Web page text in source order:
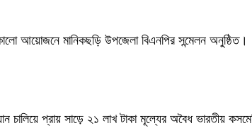
আয়োজনে মানিকছড়ি উপজেলা বিএনপির সন্মেলন অনুষ্ঠিত।
চালিয়ে প্রায় সাড়ে ২১ লাখ টাকা মূল্যের অবৈধ ভারতীয়